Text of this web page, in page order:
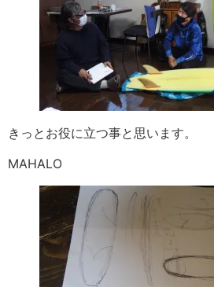
きっとお役に立つ事と思います。
MAHALO